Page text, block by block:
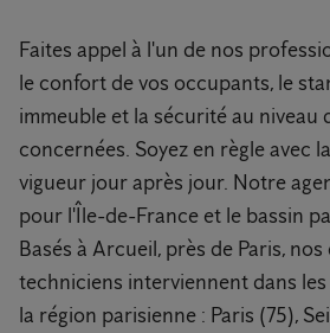
Faites appel à l'un de nos
le confort de vos occupants, le
immeuble et la sécurité au niveau
concernées. Soyez en règle avec
vigueur jour après jour. Notre
pour l'Île-de-France et le bassin
Basés à Arcueil, près de Paris,
techniciens interviennent dans
la région parisienne : Paris (75),